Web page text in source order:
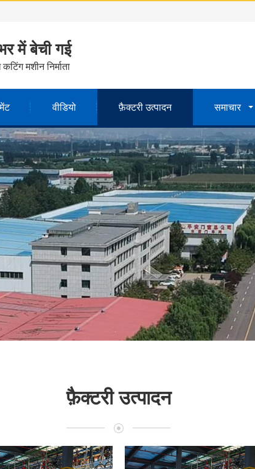
में बेची गई
मशीन निर्माता
वीडियो फ़ैक्टरी उत्पादन समाचार
फ़ैक्टरी उत्पादन